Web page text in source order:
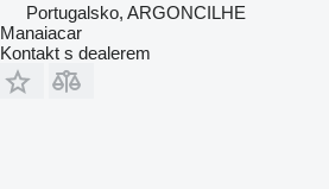
Portugalsko, ARGONCILHE
Manaiacar
Kontakt s dealerem